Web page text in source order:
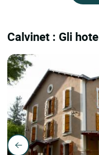
Calvinet : Gli